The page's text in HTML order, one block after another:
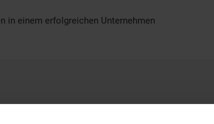
in einem erfolgreichen Unternehmen